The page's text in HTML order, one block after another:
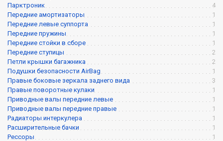
Парктроник
4
Передние амортизаторы
1
Передние левые суппорта
1
Передние пружины
1
Передние стойки в сборе
1
Передние ступицы
2
Петли крышки багажника
2
Подушки безопасности AirBag
1
Правые боковые зеркала заднего вида
3
Правые поворотные кулаки
1
Приводные валы передние левые
1
Приводные валы передние правые
1
Радиаторы интеркулера
1
Расширительные бачки
1
Рессоры
1